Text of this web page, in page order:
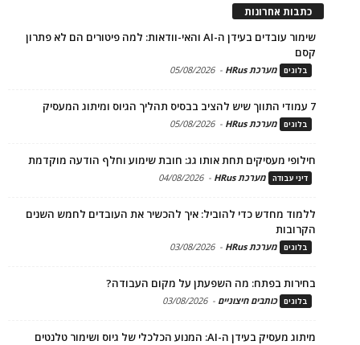
כתבות אחרונות
שימור עובדים בעידן ה-AI והאי-וודאות: למה פיטורים הם לא פתרון
קסם
בלוגים מערכת HRus -
05/08/2026
7 עמודי התווך שיש להציב בבסיס תהליך הגיוס ומיתוג המעסיק
בלוגים מערכת HRus -
05/08/2026
חילופי מעסיקים תחת אותו גג: חובת שימוע וחלף הודעה מוקדמת
דיני עבודה מערכת HRus -
04/08/2026
ללמוד מחדש כדי להוביל: איך להכשיר את העובדים לחמש השנים
הקרובות
בלוגים מערכת HRus -
03/08/2026
בחירות בפתח: מה השפעתן על מקום העבודה?
בלוגים כותבים חיצוניים -
03/08/2026
מיתוג מעסיק בעידן ה-AI: המנוע הכלכלי של גיוס ושימור טלנטים